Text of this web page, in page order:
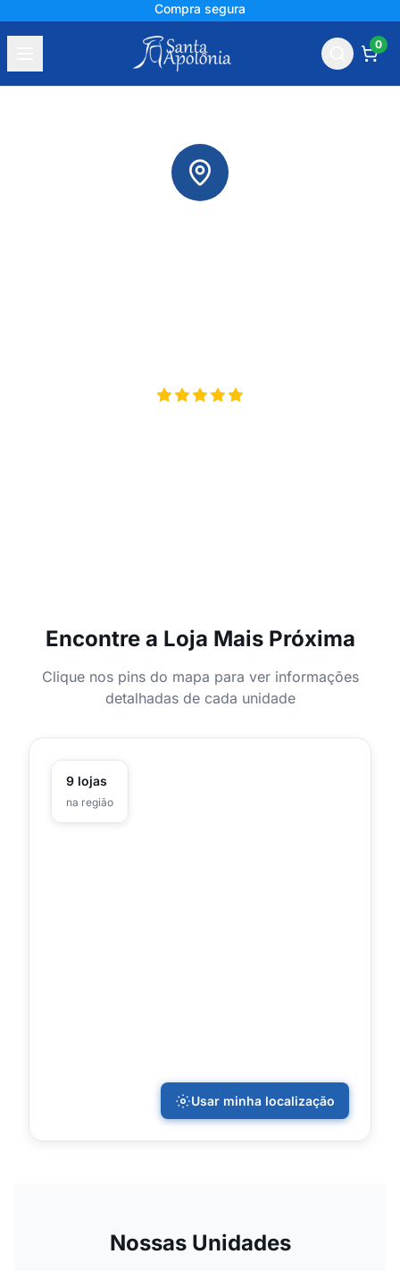
+150 mil avaliações
0
Encontre a Loja Mais Próxima
Clique nos pins do mapa para ver informações
detalhadas de cada unidade
9 lojas
na região
Usar minha localização
Nossas Unidades